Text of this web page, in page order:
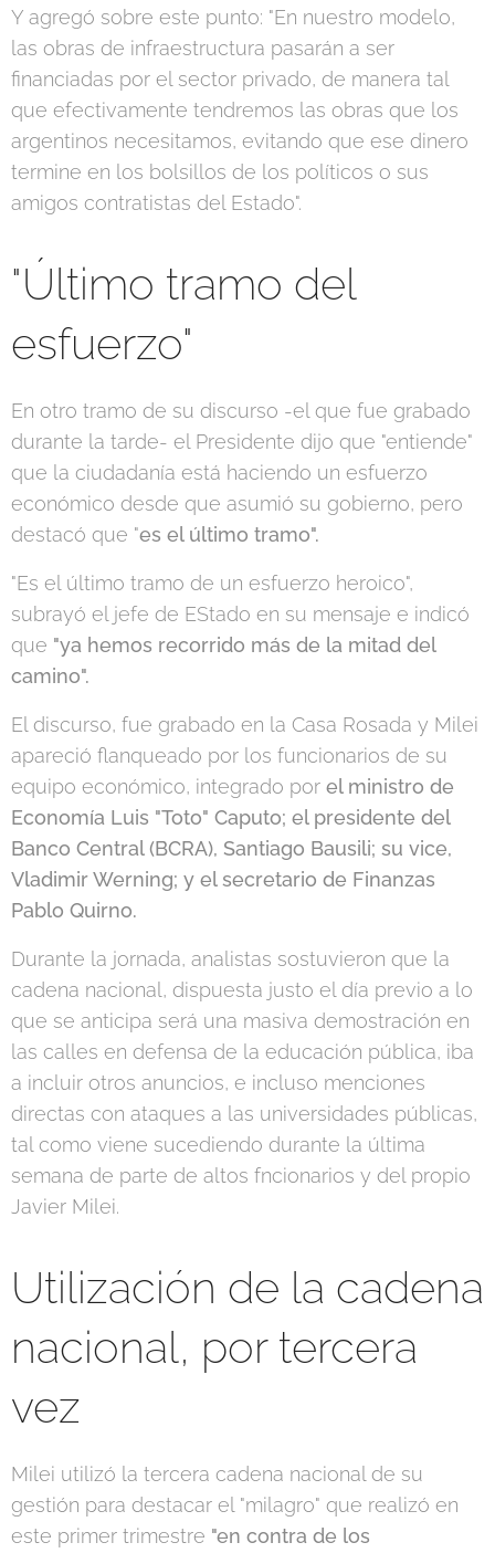
Y agregó sobre este punto: "En nuestro modelo,
las obras de infraestructura pasarán a ser
financiadas por el sector privado, de manera tal
que efectivamente tendremos las obras que los
argentinos necesitamos, evitando que ese dinero
termine en los bolsillos de los políticos o sus
amigos contratistas del Estado".
"Último tramo del
esfuerzo"
En otro tramo de su discurso -el que fue grabado
durante la tarde- el Presidente dijo que "entiende"
que la ciudadanía está haciendo un esfuerzo
económico desde que asumió su gobierno, pero
destacó que "es el último tramo".
"Es el último tramo de un esfuerzo heroico",
subrayó el jefe de EStado en su mensaje e indicó
que "ya hemos recorrido más de la mitad del
camino".
El discurso, fue grabado en la Casa Rosada y Milei
apareció flanqueado por los funcionarios de su
equipo económico, integrado por el ministro de
Economía Luis "Toto" Caputo; el presidente del
Banco Central (BCRA), Santiago Bausili; su vice,
Vladimir Werning; y el secretario de Finanzas
Pablo Quirno.
Durante la jornada, analistas sostuvieron que la
cadena nacional, dispuesta justo el día previo a lo
que se anticipa será una masiva demostración en
las calles en defensa de la educación pública, iba
a incluir otros anuncios, e incluso menciones
directas con ataques a las universidades públicas,
tal como viene sucediendo durante la última
semana de parte de altos fncionarios y del propio
Javier Milei.
Utilización de la cadena
nacional, por tercera
vez
Milei utilizó la tercera cadena nacional de su
gestión para destacar el "milagro" que realizó en
este primer trimestre "en contra de los